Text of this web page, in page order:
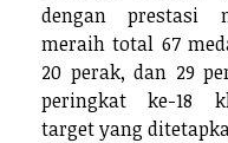
dengan prestasi
meraih total 67
20 perak, dan 29
peringkat ke-18
target yang